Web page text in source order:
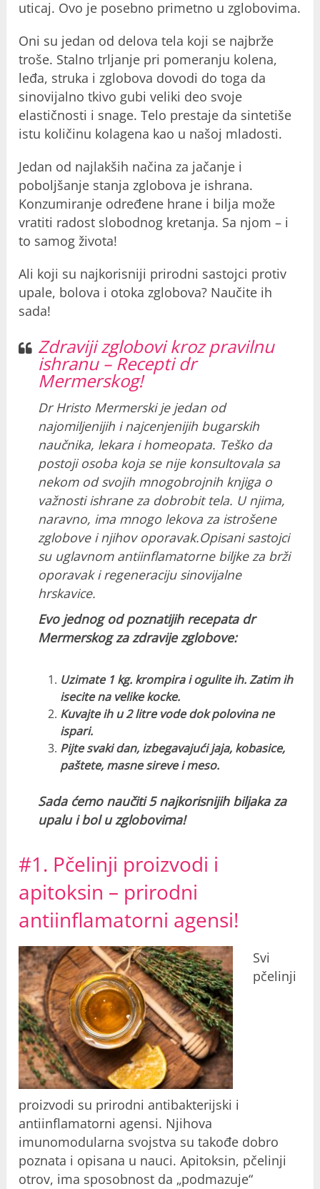
uticaj. Ovo je posebno primetno u zglobovima.
Oni su jedan od delova tela koji se najbrže
troše. Stalno trljanje pri pomeranju kolena,
leđa, struka i zglobova dovodi do toga da
sinovijalno tkivo gubi veliki deo svoje
elastičnosti i snage. Telo prestaje da sintetiše
istu količinu kolagena kao u našoj mladosti.
Jedan od najlakših načina za jačanje i
poboljšanje stanja zglobova je ishrana.
Konzumiranje određene hrane i bilja može
vratiti radost slobodnog kretanja. Sa njom – i
to samog života!
Ali koji su najkorisniji prirodni sastojci protiv
upale, bolova i otoka zglobova? Naučite ih
sada!
Zdraviji zglobovi kroz pravilnu
ishranu – Recepti dr
Mermerskog!
Dr Hristo Mermerski je jedan od
najomiljenijih i najcenjenijih bugarskih
naučnika, lekara i homeopata. Teško da
postoji osoba koja se nije konsultovala sa
nekom od svojih mnogobrojnih knjiga o
važnosti ishrane za dobrobit tela. U njima,
naravno, ima mnogo lekova za istrošene
zglobove i njihov oporavak.Opisani sastojci
su uglavnom antiinflamatorne biljke za brži
oporavak i regeneraciju sinovijalne
hrskavice.
Evo jednog od poznatijih recepata dr
Mermerskog za zdravije zglobove:
Uzimate 1 kg. krompira i ogulite ih. Zatim ih
isecite na velike kocke.
Kuvajte ih u 2 litre vode dok polovina ne
ispari.
Pijte svaki dan, izbegavajući jaja, kobasice,
paštete, masne sireve i meso.
Sada ćemo naučiti 5 najkorisnijih biljaka za
upalu i bol u zglobovima!
#1. Pčelinji proizvodi i
apitoksin – prirodni
antiinflamatorni agensi!
Svi
pčelinji
proizvodi su prirodni antibakterijski i
antiinflamatorni agensi. Njihova
imunomodularna svojstva su takođe dobro
poznata i opisana u nauci. Apitoksin, pčelinji
otrov, ima sposobnost da „podmazuje“